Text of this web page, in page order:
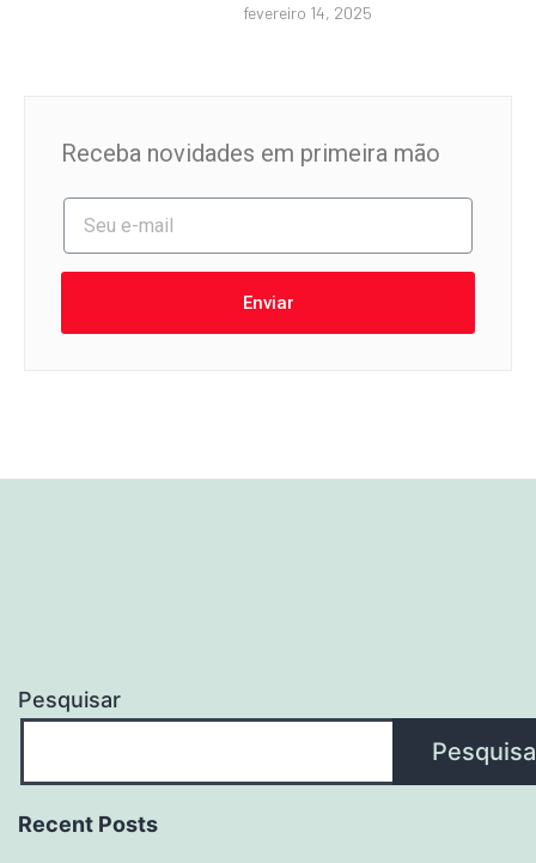
fevereiro 14, 2025
Receba novidades em primeira mão
Enviar
Pesquisar
Recent Posts